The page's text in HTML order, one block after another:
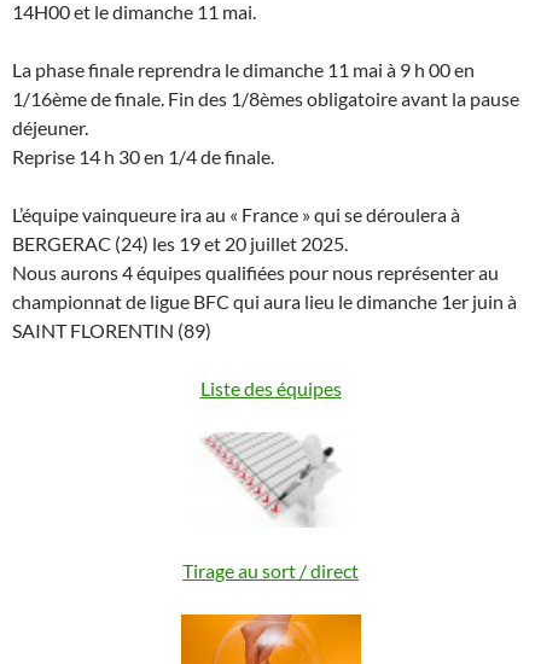
14H00 et le dimanche 11 mai.
La phase finale reprendra le dimanche 11 mai à 9 h 00 en
1/16ème de finale. Fin des 1/8èmes obligatoire avant la pause
déjeuner.
Reprise 14 h 30 en 1/4 de finale.
L’équipe vainqueure ira au « France » qui se déroulera à
BERGERAC (24) les 19 et 20 juillet 2025.
Nous aurons 4 équipes qualifiées pour nous représenter au
championnat de ligue BFC qui aura lieu le dimanche 1er juin à
SAINT FLORENTIN (89)
Liste des équipes
Tirage au sort / direct